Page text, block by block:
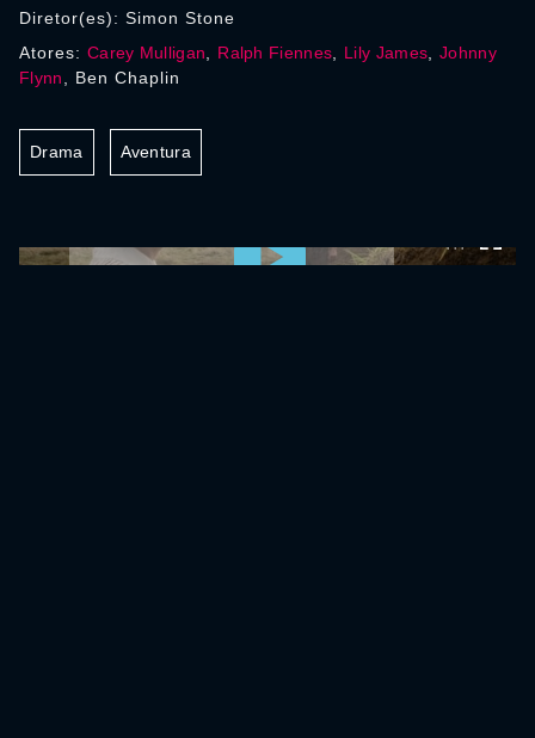
Diretor(es): Simon Stone
Atores: Carey Mulligan Ralph Fiennes Lily James ,Johnny
Flynn , Ben Chaplin
Drama Aventura